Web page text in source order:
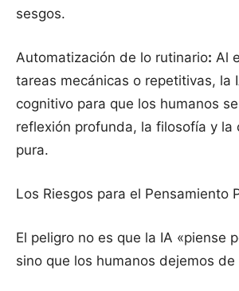
sesgos.
Automatización de lo rutinario: Al
tareas mecánicas o repetitivas, la
cognitivo para que los humanos
reflexión profunda, la filosofía y la
pura.
Los Riesgos para el Pensamiento
El peligro no es que la IA «piense
sino que los humanos dejemos de